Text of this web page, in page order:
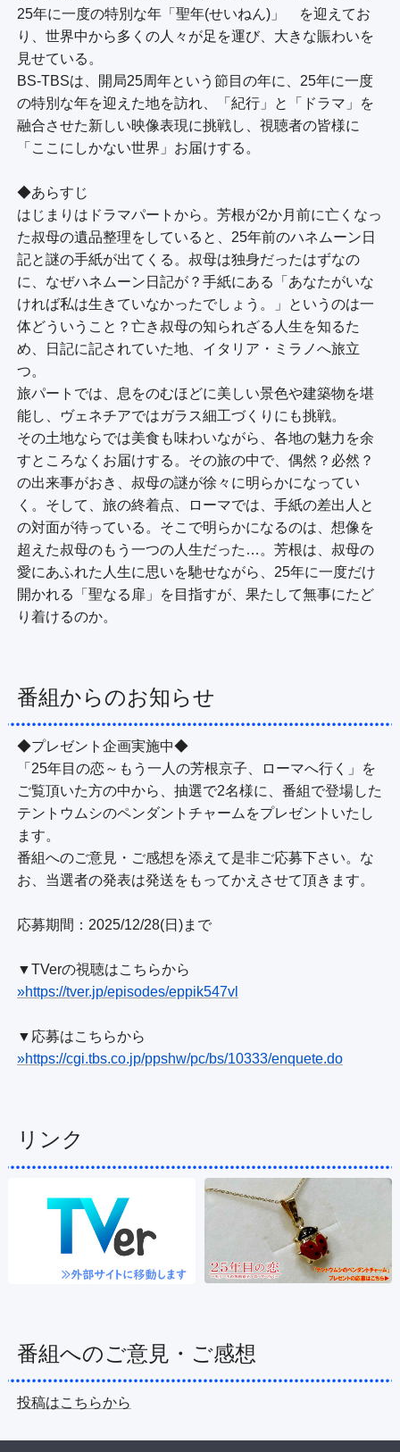
25年に一度の特別な年「聖年(せいねん)」　を迎えてお
り、世界中から多くの人々が足を運び、大きな賑わいを
見せている。
BS-TBSは、開局25周年という節目の年に、25年に一度
の特別な年を迎えた地を訪れ、「紀行」と「ドラマ」を
融合させた新しい映像表現に挑戦し、視聴者の皆様に
「ここにしかない世界」お届けする。
◆あらすじ
はじまりはドラマパートから。芳根が2か月前に亡くなっ
た叔母の遺品整理をしていると、25年前のハネムーン日
記と謎の手紙が出てくる。叔母は独身だったはずなの
に、なぜハネムーン日記が？手紙にある「あなたがいな
ければ私は生きていなかったでしょう。」というのは一
体どういうこと？亡き叔母の知られざる人生を知るた
め、日記に記されていた地、イタリア・ミラノへ旅立
つ。
旅パートでは、息をのむほどに美しい景色や建築物を堪
能し、ヴェネチアではガラス細工づくりにも挑戦。
その土地ならでは美食も味わいながら、各地の魅力を余
すところなくお届けする。その旅の中で、偶然？必然？
の出来事がおき、叔母の謎が徐々に明らかになってい
く。そして、旅の終着点、ローマでは、手紙の差出人と
の対面が待っている。そこで明らかになるのは、想像を
超えた叔母のもう一つの人生だった…。芳根は、叔母の
愛にあふれた人生に思いを馳せながら、25年に一度だけ
開かれる「聖なる扉」を目指すが、果たして無事にたど
番組からのお知らせ
◆プレゼント企画実施中◆
「25年目の恋～もう一人の芳根京子、ローマへ行く」を
ご覧頂いた方の中から、抽選で2名様に、番組で登場した
テントウムシのペンダントチャームをプレゼントいたし
ます。
番組へのご意見・ご感想を添えて是非ご応募下さい。な
お、当選者の発表は発送をもってかえさせて頂きます。
応募期間：2025/12/28(日)まで
»https://tver.jp/episodes/eppik547vl
»https://cgi.tbs.co.jp/ppshw/pc/bs/10333/enquete.do
リンク
番組へのご意見・ご感想
投稿はこちらから